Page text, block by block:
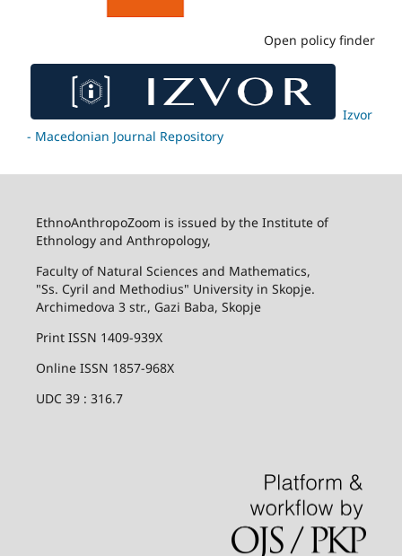
Open policy finder
Izvor
- Macedonian Journal Repository
EthnoAnthropoZoom is issued by the Institute of
Ethnology and Anthropology,
Faculty of Natural Sciences and Mathematics,
"Ss. Cyril and Methodius" University in Skopje.
Archimedova 3 str., Gazi Baba, Skopje
Print ISSN 1409-939X
Online ISSN 1857-968X
UDC 39 : 316.7